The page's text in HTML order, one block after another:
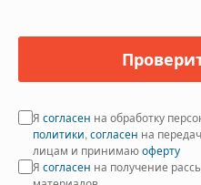
Я согласен на обработку
политики, согласен на
лицам и принимаюоферту
Я согласен на получение